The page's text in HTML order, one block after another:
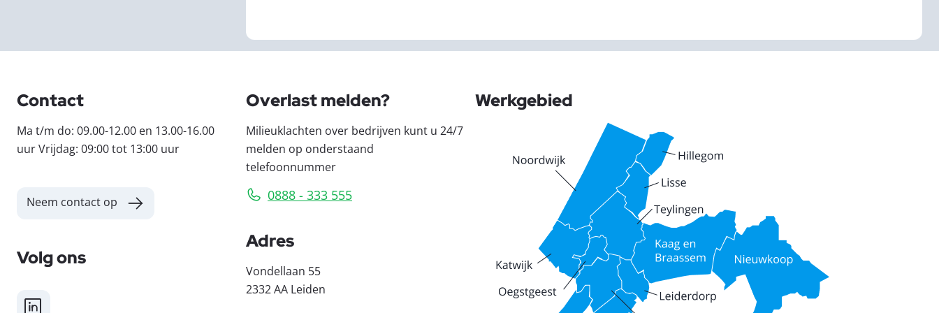
Contact
Ma t/m do: 09.00-12.00 en 13.00-16.00
uur Vrijdag: 09:00 tot 13:00 uur
Neem contact op
Volg ons
LinkedIn
Overlast melden?
Milieuklachten over bedrijven kunt u 24/7
melden op onderstaand
telefoonnummer
0888 - 333 555
Adres
Vondellaan 55
2332 AA Leiden
Werkgebied